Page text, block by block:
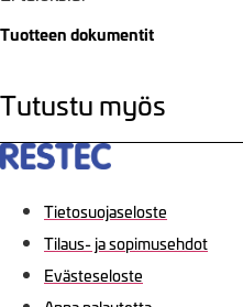
Tuotteen dokumentit
Tutustu myös
Tietosuojaseloste
Tilaus- ja sopimusehdot
Evästeseloste